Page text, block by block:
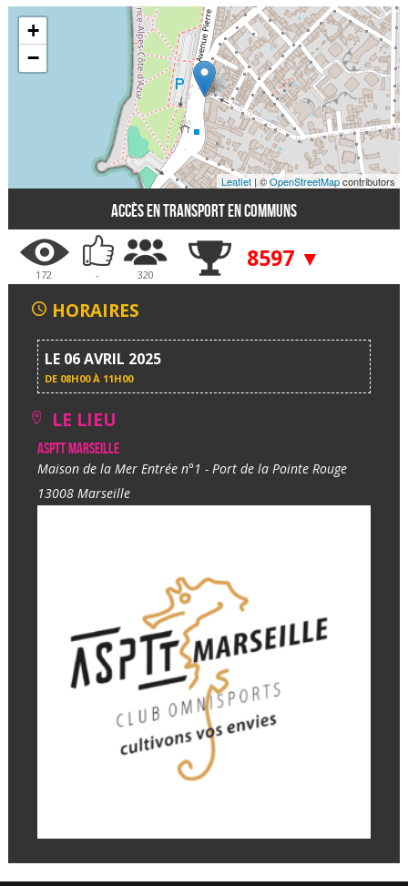
+
−
Leaflet | ©OpenStreetMapcontributors
Accès en transport en communs
172 - 320
8597 ▼
HORAIRES
LE 06 AVRIL 2025
DE 08H00 À 11H00
LE LIEU
ASPTT Marseille
Maison de la Mer Entrée n°1 - Port de la Pointe Rouge
13008 Marseille